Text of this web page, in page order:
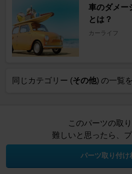
車のダメー
とは？
カーライフ
同じカテゴリー (その他) の一覧
このパーツの取
難しいと思ったら、プ
パーツ取り付け